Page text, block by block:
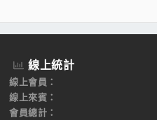
線上統計
線上會員
線上來賓
會員總計